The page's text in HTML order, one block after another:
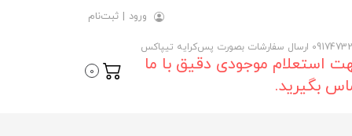
ورود | ثبت‌نام
سفارشات بصورت پس‌کرایه تیپاکس
استعلام موجودی دقیق با ما
بگیرید.
0